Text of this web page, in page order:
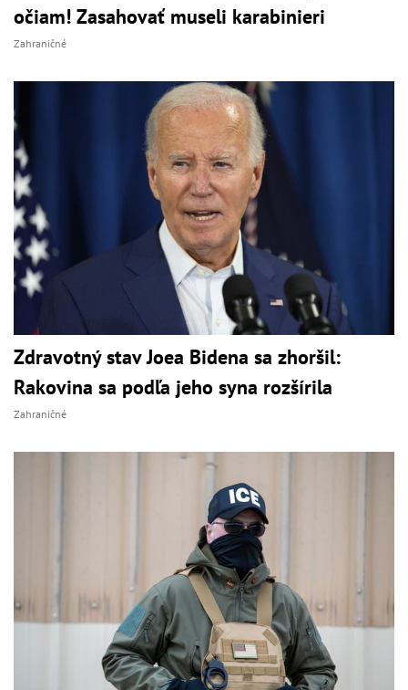
očiam! Zasahovať museli karabinieri
Zahraničné
Zdravotný stav Joea Bidena sa zhoršil:
Rakovina sa podľa jeho syna rozšírila
Zahraničné